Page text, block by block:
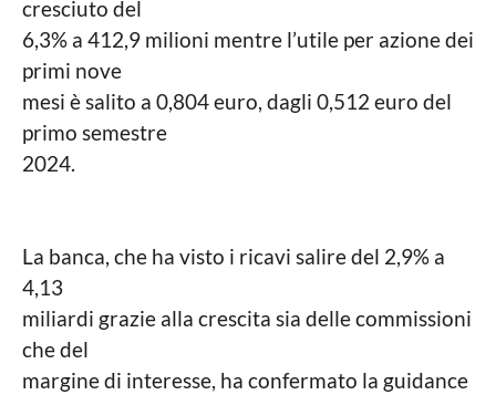
cresciuto del
6,3% a 412,9 milioni mentre l’utile per azione dei
primi nove
mesi è salito a 0,804 euro, dagli 0,512 euro del
primo semestre
2024.
La banca, che ha visto i ricavi salire del 2,9% a
4,13
miliardi grazie alla crescita sia delle commissioni
che del
margine di interesse, ha confermato la guidance